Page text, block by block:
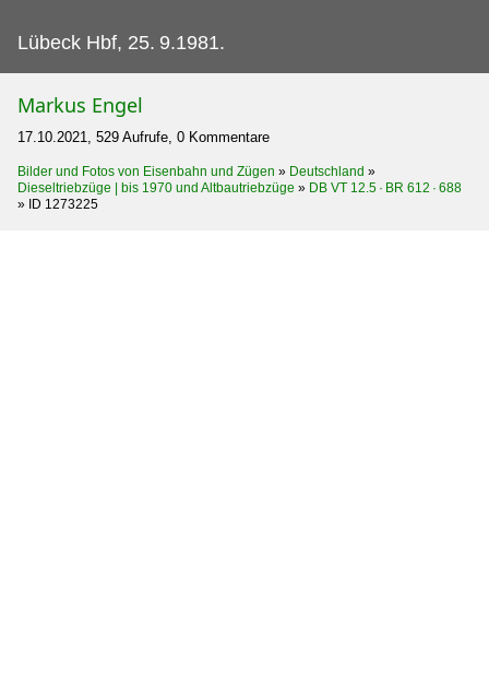
Lübeck Hbf, 25. 9.1981.
Markus Engel
17.10.2021, 529 Aufrufe, 0 Kommentare
Bilder und Fotos von Eisenbahn und Zügen » Deutschland »
Dieseltriebzüge | bis 1970 und Altbautriebzüge » DB VT 12.5 · BR 612 · 688
» ID 1273225